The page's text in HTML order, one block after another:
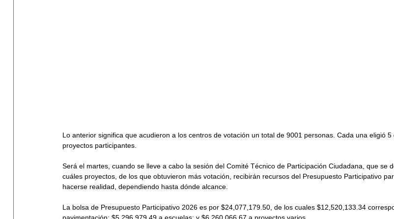
Lo anterior significa que acudieron a los centros de votación un total de 9001 personas. Cada una eligió 5
proyectos participantes.
Será el martes, cuando se lleve a cabo la sesión del Comité Técnico de Participación Ciudadana, que se
cuáles proyectos, de los que obtuvieron más votación, recibirán recursos del Presupuesto Participativo
hacerse realidad, dependiendo hasta dónde alcance.
La bolsa de Presupuesto Participativo 2026 es por $24,077,179.50, de los cuales $12,520,133.34
pavimentación; $5,296,979.49 a escuelas; y $6,260,066.67 a proyectos varios.